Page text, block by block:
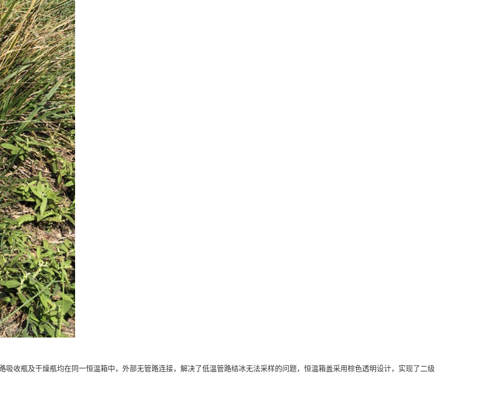
收瓶及干燥瓶均在同一恒温箱中，外部无管路连接，解决了低温管路结冰无法采样的问题，恒温箱盖采用棕色透明设计，实现了二级